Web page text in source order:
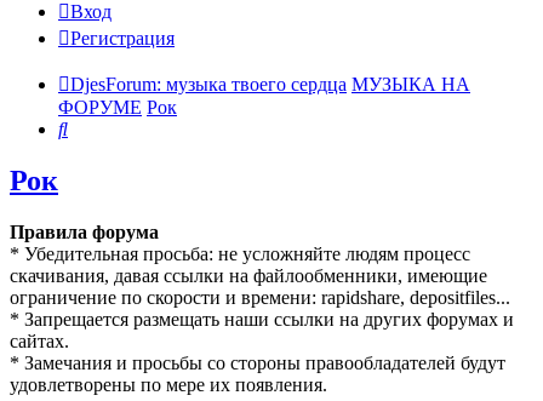
Вход
Регистрация
DjesForum: музыка твоего сердца МУЗЫКА НА
ФОРУМЕ Рок
Поиск
Рок
Правила форума
* Убедительная просьба: не усложняйте людям процесс
скачивания, давая ссылки на файлообменники, имеющие
ограничение по скорости и времени: rapidshare, depositfiles...
* Запрещается размещать наши ссылки на других форумах и
сайтах.
* Замечания и просьбы со стороны правообладателей будут
удовлетворены по мере их появления.